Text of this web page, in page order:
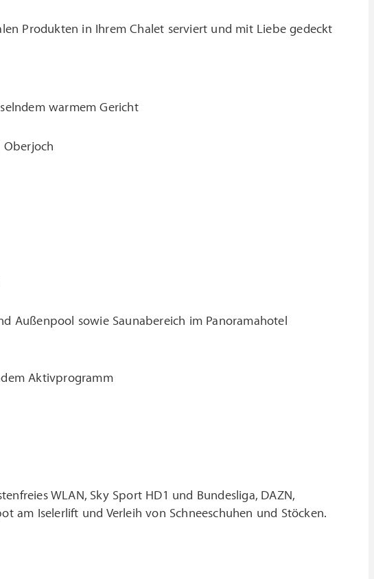
Produkten in Ihrem Chalet serviert und mit Liebe gedeckt
warmem Gericht
Oberjoch
Außenpool sowie Saunabereich im Panoramahotel
Aktivprogramm
WLAN, Sky Sport HD1 und Bundesliga, DAZN,
am Iselerlift und Verleih von Schneeschuhen und Stöcken.